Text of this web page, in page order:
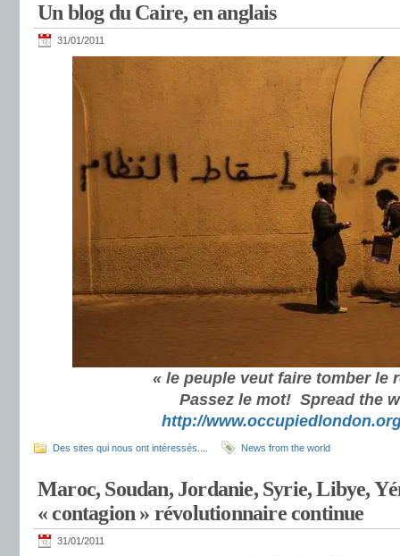
Un blog du Caire, en anglais
31/01/2011
« le peuple veut faire tomber le
Passez le mot! Spread the
http://
Des sites qui nous ont intéressés.... News from the world
Maroc, Soudan, Jordanie, Syrie, Libye,
« contagion » révolutionnaire continue
31/01/2011